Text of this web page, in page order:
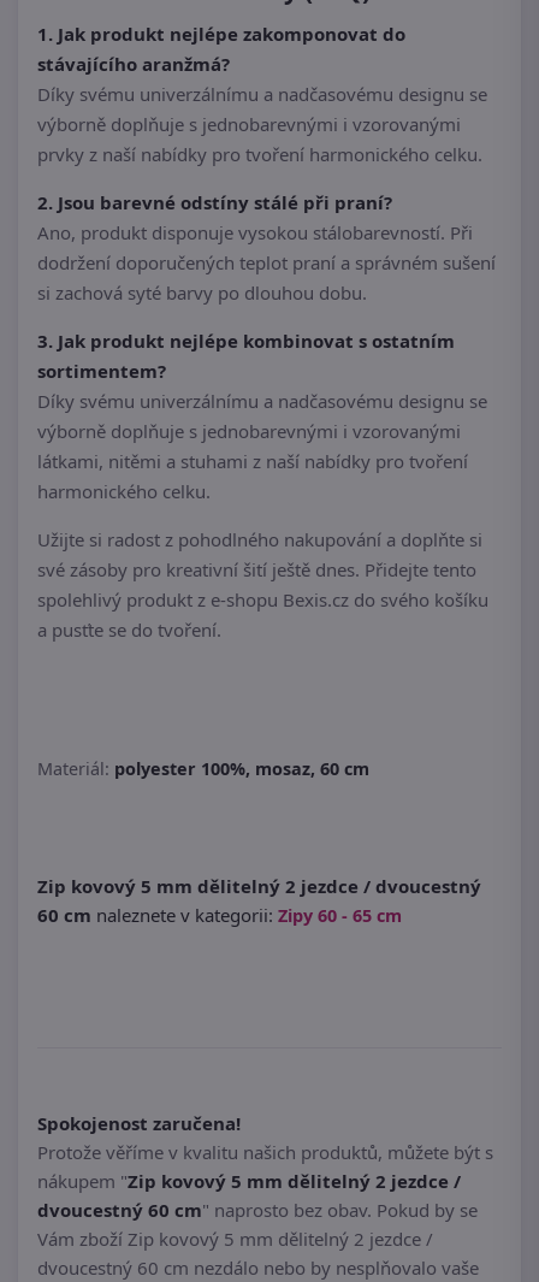
1. Jak produkt nejlépe zakomponovat do
stávajícího aranžmá?
Díky svému univerzálnímu a nadčasovému designu se
výborně doplňuje s jednobarevnými i vzorovanými
prvky z naší nabídky pro tvoření harmonického celku.
2. Jsou barevné odstíny stálé při praní?
Ano, produkt disponuje vysokou stálobarevností. Při
dodržení doporučených teplot praní a správném sušení
si zachová syté barvy po dlouhou dobu.
3. Jak produkt nejlépe kombinovat s ostatním
sortimentem?
Díky svému univerzálnímu a nadčasovému designu se
výborně doplňuje s jednobarevnými i vzorovanými
látkami, nitěmi a stuhami z naší nabídky pro tvoření
harmonického celku.
Užijte si radost z pohodlného nakupování a doplňte si
své zásoby pro kreativní šití ještě dnes. Přidejte tento
spolehlivý produkt z e-shopu Bexis.cz do svého košíku
a pusťte se do tvoření.
Materiál: polyester 100%, mosaz, 60 cm
Zip kovový 5 mm dělitelný 2 jezdce / dvoucestný
60 cm naleznete v kategorii: Zipy 60 - 65 cm
Spokojenost zaručena!
Protože věříme v kvalitu našich produktů, můžete být s
nákupem "Zip kovový 5 mm dělitelný 2 jezdce /
dvoucestný 60 cm" naprosto bez obav. Pokud by se
Vám zboží Zip kovový 5 mm dělitelný 2 jezdce /
dvoucestný 60 cm nezdálo nebo by nesplňovalo vaše